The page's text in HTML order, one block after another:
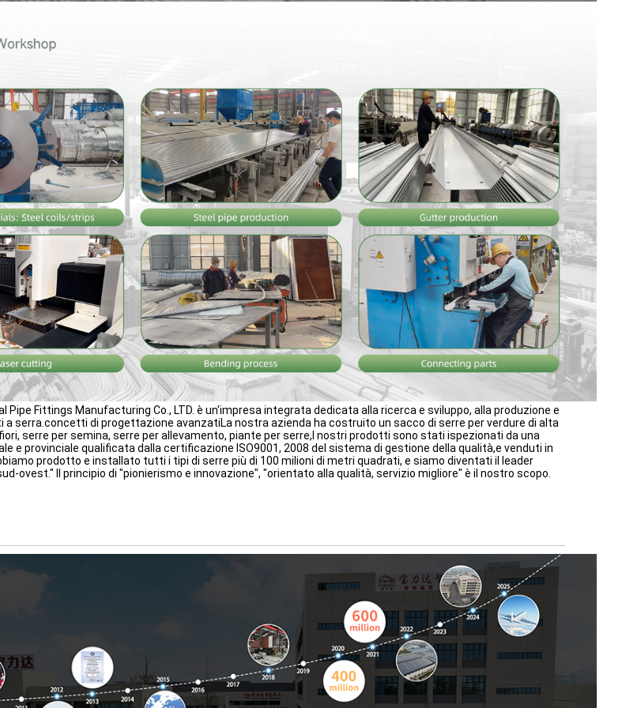
Pipe Fittings Manufacturing Co., LTD. è un'impresa integrata dedicata alla ricerca e sviluppo, alla produzione e
a serra.concetti di progettazione avanzatiLa nostra azienda ha costruito un sacco di serre per verdure di alta
serre per semina, serre per allevamento, piante per serre,I nostri prodotti sono stati ispezionati da una
e provinciale qualificata dalla certificazione ISO9001, 2008 del sistema di gestione della qualità,e venduti in
prodotto e installato tutti i tipi di serre più di 100 milioni di metri quadrati, e siamo diventati il leader
ovest." Il principio di "pionierismo e innovazione", "orientato alla qualità, servizio migliore" è il nostro scopo.